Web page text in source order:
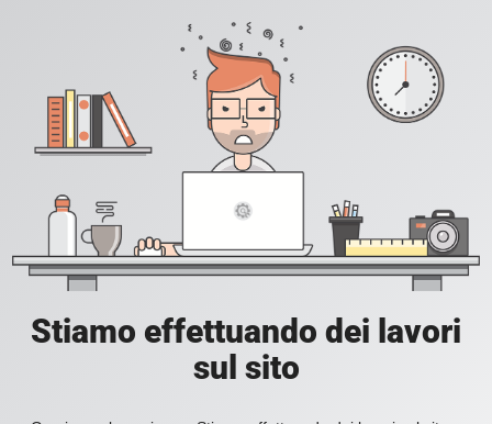
Stiamo effettuando dei lavori
sul sito